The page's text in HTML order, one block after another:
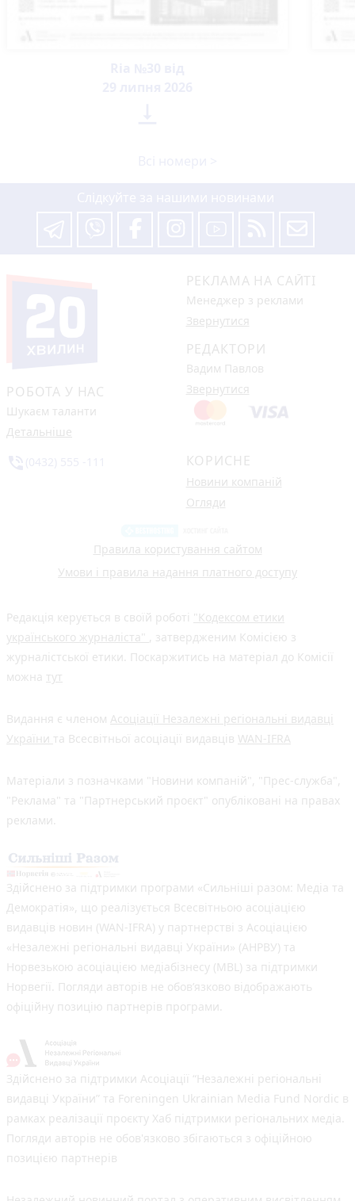
РОБОТА У НАС
Шукаєм таланти
Детальніше
РЕКЛАМА НА САЙТІ
Менеджер з реклами
Звернутися
РЕДАКТОРИ
Вадим Павлов
Звернутися
КОРИСНЕ
Новини компаній
Огляди
Правила користування сайтом
Умови і правила надання платного доступу
Редакція керується в своїй роботі "Кодексом етики
українського журналіста" , затвердженим Комісією з
журналістської етики. Поскаржитись на матеріал до Комісії
можна тут
Видання є членом Асоціації Незалежні регіональні видавці
України та Всесвітньої асоціації видавців WAN-IFRA
Матеріали з позначками "Новини компаній", "Прес-служба",
"Реклама" та "Партнерський проєкт" опубліковані на правах
реклами.
Здійснено за підтримки програми «Сильніші разом: Медіа та
Демократія», що реалізується Всесвітньою асоціацією
видавців новин (WAN-IFRA) у партнерстві з Асоціацією
«Незалежні регіональні видавці України» (АНРВУ) та
Норвезькою асоціацією медіабізнесу (MBL) за підтримки
Норвегії. Погляди авторів не обов’язково відображають
офіційну позицію партнерів програми.
Здійснено за підтримки Асоціації “Незалежні регіональні
видавці України” та Foreningen Ukrainian Media Fund Nordic в
рамках реалізації проєкту Хаб підтримки регіональних медіа.
Погляди авторів не обов'язково збігаються з офіційною
позицією партнерів